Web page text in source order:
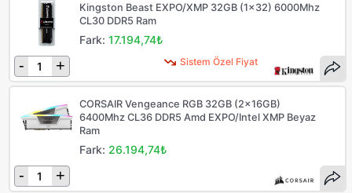
Sistem Özel Fiyat
Kingston Beast EXPO/XMP 32GB (1x32) 6000Mhz
CL30 DDR5 Ram
Fark:17.194,74₺
- +
CORSAIR Vengeance RGB 32GB (2x16GB)
6400Mhz CL36 DDR5 Amd EXPO/Intel XMP Beyaz
Ram
Fark: 26.194,74₺
- +